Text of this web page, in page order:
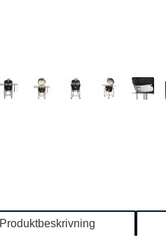
Produktbeskrivning